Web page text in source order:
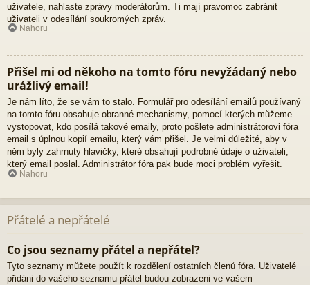
uživatele, nahlaste zprávy moderátorům. Ti mají pravomoc zabránit
uživateli v odesílání soukromých zpráv.
Nahoru
Přišel mi od někoho na tomto fóru nevyžádaný nebo
urážlivý email!
Je nám líto, že se vám to stalo. Formulář pro odesílání emailů používaný
na tomto fóru obsahuje obranné mechanismy, pomocí kterých můžeme
vystopovat, kdo posílá takové emaily, proto pošlete administrátorovi fóra
email s úplnou kopií emailu, který vám přišel. Je velmi důležité, aby v
něm byly zahrnuty hlavičky, které obsahují podrobné údaje o uživateli,
který email poslal. Administrátor fóra pak bude moci problém vyřešit.
Nahoru
Přátelé a nepřátelé
Co jsou seznamy přátel a nepřátel?
Tyto seznamy můžete použít k rozdělení ostatních členů fóra. Uživatelé
přidáni do vašeho seznamu přátel budou zobrazeni ve vašem